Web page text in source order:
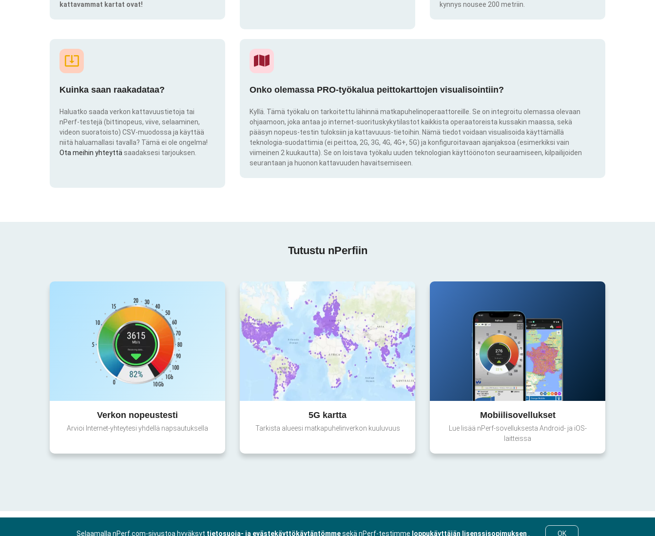
kattavammat kartat ovat!
kynnys nousee 200 metriin.
Kuinka saan raakadataa?
Haluatko saada verkon kattavuustietoja tai
nPerf-testejä (bittinopeus, viive, selaaminen,
videon suoratoisto) CSV-muodossa ja käyttää
niitä haluamallasi tavalla? Tämä ei ole ongelma!
Ota meihin yhteyttä saadaksesi tarjouksen.
Onko olemassa PRO-työkalua peittokarttojen visualisointiin?
Kyllä. Tämä työkalu on tarkoitettu lähinnä matkapuhelinoperaattoreille. Se on integroitu olemassa olevaan
ohjaamoon, joka antaa jo internet-suorituskykytilastot kaikkista operaatoreista kussakin maassa, sekä
pääsyn nopeus-testin tuloksiin ja kattavuuus-tietoihin. Nämä tiedot voidaan visualisoida käyttämällä
teknologia-suodattimia (ei peittoa, 2G, 3G, 4G, 4G+, 5G) ja konfiguroitavaan ajanjaksoa (esimerkiksi vain
viimeinen 2 kuukautta). Se on loistava työkalu uuden teknologian käyttöönoton seuraamiseen, kilpailijoiden
seurantaan ja huonon kattavuuden havaitsemiseen.
Tutustu nPerfiin
Verkon nopeustesti
Arvioi Internet-yhteytesi yhdellä napsautuksella
5G kartta
Tarkista alueesi matkapuhelinverkon kuuluvuus
Mobiilisovellukset
Lue lisää nPerf-sovelluksesta Android- ja iOS-
laitteissa
Selaamalla nPerf.com-sivustoa hyväksyt tietosuoja- ja evästekäyttökäytäntömmesekä nPerf-testimme loppukäyttäjän lisenssisopimuksen OK